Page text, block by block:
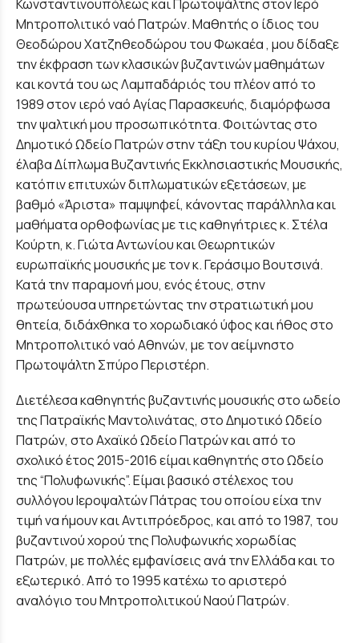
Κωνσταντινουπόλεως και Πρωτοψάλτης στον Ιερό
Μητροπολιτικό ναό Πατρών. Μαθητής ο ίδιος του
Θεοδώρου Χατζηθεοδώρου του Φωκαέα , μου δίδαξε
την έκφραση των κλασικών βυζαντινών μαθημάτων
και κοντά του ως Λαμπαδάριός του πλέον από το
1989 στον ιερό ναό Αγίας Παρασκευής, διαμόρφωσα
την ψαλτική μου προσωπικότητα. Φοιτώντας στο
Δημοτικό Ωδείο Πατρών στην τάξη του κυρίου Ψάχου,
έλαβα Δίπλωμα Βυζαντινής Εκκλησιαστικής Μουσικής,
κατόπιν επιτυχών διπλωματικών εξετάσεων, με
βαθμό «Άριστα» παμψηφεί, κάνοντας παράλληλα και
μαθήματα ορθοφωνίας με τις καθηγήτριες κ. Στέλα
Κούρτη, κ. Γιώτα Αντωνίου και Θεωρητικών
ευρωπαϊκής μουσικής με τον κ. Γεράσιμο Βουτσινά.
Κατά την παραμονή μου, ενός έτους, στην
πρωτεύουσα υπηρετώντας την στρατιωτική μου
θητεία, διδάχθηκα το χορωδιακό ύφος και ήθος στο
Μητροπολιτικό ναό Αθηνών, με τον αείμνηστο
Πρωτοψάλτη Σπύρο Περιστέρη.
Διετέλεσα καθηγητής βυζαντινής μουσικής στο ωδείο
της Πατραϊκής Μαντολινάτας, στο Δημοτικό Ωδείο
Πατρών, στο Αχαϊκό Ωδείο Πατρών και από το
σχολικό έτος 2015-2016 είμαι καθηγητής στο Ωδείο
της “Πολυφωνικής”. Είμαι βασικό στέλεχος του
συλλόγου Ιεροψαλτών Πάτρας του οποίου είχα την
τιμή να ήμουν και Αντιπρόεδρος, και από το 1987, του
βυζαντινού χορού της Πολυφωνικής χορωδίας
Πατρών, με πολλές εμφανίσεις ανά την Ελλάδα και το
εξωτερικό. Από το 1995 κατέχω το αριστερό
αναλόγιο του Μητροπολιτικού Ναού Πατρών.